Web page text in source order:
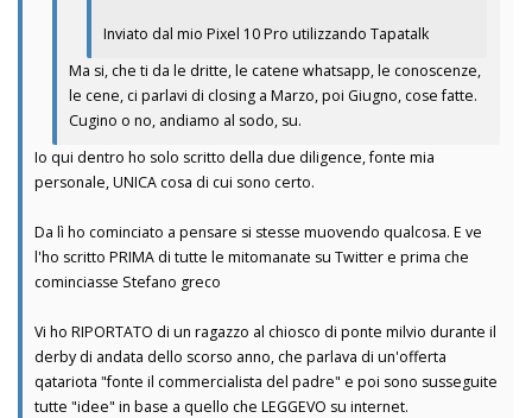
Inviato dal mio Pixel 10 Pro utilizzando Tapatalk
Ma si, che ti da le dritte, le catene whatsapp, le conoscenze,
le cene, ci parlavi di closing a Marzo, poi Giugno, cose fatte.
Cugino o no, andiamo al sodo, su.
Io qui dentro ho solo scritto della due diligence, fonte mia
personale, UNICA cosa di cui sono certo.
Da lì ho cominciato a pensare si stesse muovendo qualcosa. E ve
l'ho scritto PRIMA di tutte le mitomanate su Twitter e prima che
cominciasse Stefano greco
Vi ho RIPORTATO di un ragazzo al chiosco di ponte milvio durante il
derby di andata dello scorso anno, che parlava di un'offerta
qatariota "fonte il commercialista del padre" e poi sono susseguite
tutte "idee" in base a quello che LEGGEVO su internet.